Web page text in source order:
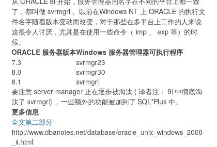
了，都叫做 svrmgrl 。以前在Windows NT 上 ORACLE 的执行文
件名字随着版本变动而改变，对于那些在多平台上工作的人来说
这很令人讨厌，尤其是在使用一些命令（ imp 、 exp 等）的时
候。
ORACLE 服务器版本Windows 服务器管理器可执行程序
7.3
svrmgr23
8.0
svrmgr30
8.1
svrmgrl
要注意 server manager 正在逐步被淘汰 ( 译者注： 9i 中彻底淘
汰了 svrmgrl) ，一些额外的功能被加到了 SQL*Plus 中。
更多信息
全文第二部分 –
http://www.dbanotes.net/database/oracle_unix_windows_2000
_ii.html